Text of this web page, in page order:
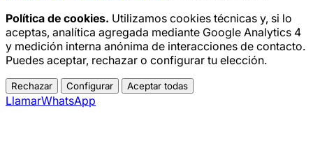
Política de cookies. Utilizamos cookies técnicas y, si lo
aceptas, analítica agregada mediante Google Analytics 4
y medición interna anónima de interacciones de contacto.
Puedes aceptar, rechazar o configurar tu elección.
Rechazar Configurar Aceptar todas
LlamarWhatsApp